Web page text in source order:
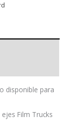
disponible para
Film Trucks